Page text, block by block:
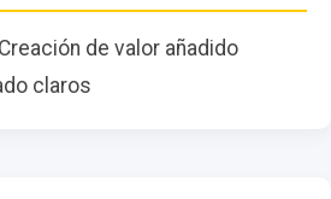
de valor añadido
claros